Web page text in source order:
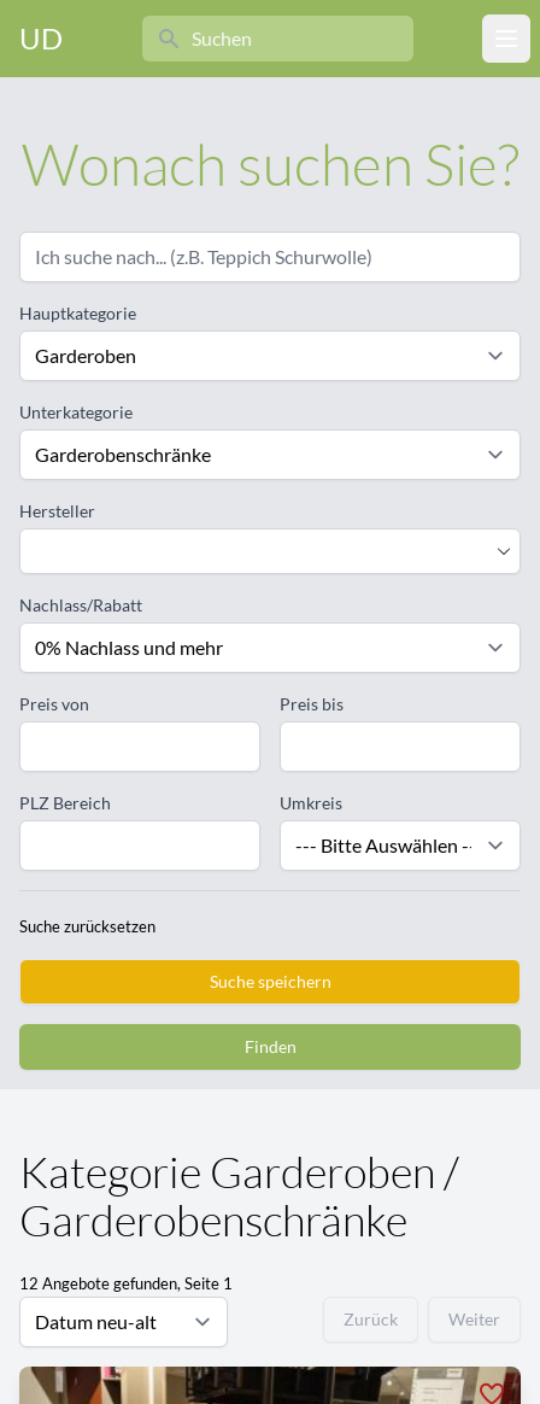
UD
Search
Wonach suchen Sie?
Hauptkategorie
Unterkategorie
Hersteller
Nachlass/Rabatt
Preis von Preis bis
PLZ Bereich Umkreis
Suche zurücksetzen
Suche speichern
Finden
Kategorie Garderoben /
Garderobenschränke
12 Angebote gefunden, Seite 1
Zurück Weiter